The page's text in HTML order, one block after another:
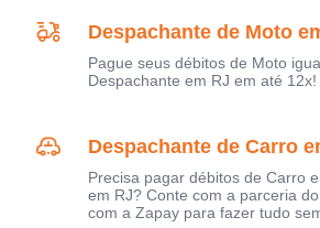
Despachante de Moto
Pague seus débitos de Moto
Despachante em RJ em até 12x!
Despachante de Carro
Precisa pagar débitos de Carro
em RJ? Conte com a parceria
com a Zapay para fazer tudo